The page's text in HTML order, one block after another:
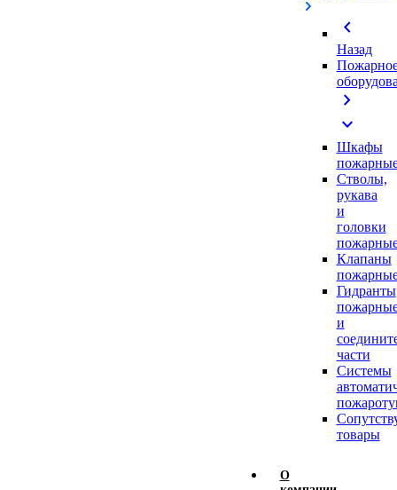
chevron_left
Назад
chevron_right
expand_more
Шкафы
Стволы,
рукава
и
головки
Клапаны
Гидранты
и
части
Системы
товары
О